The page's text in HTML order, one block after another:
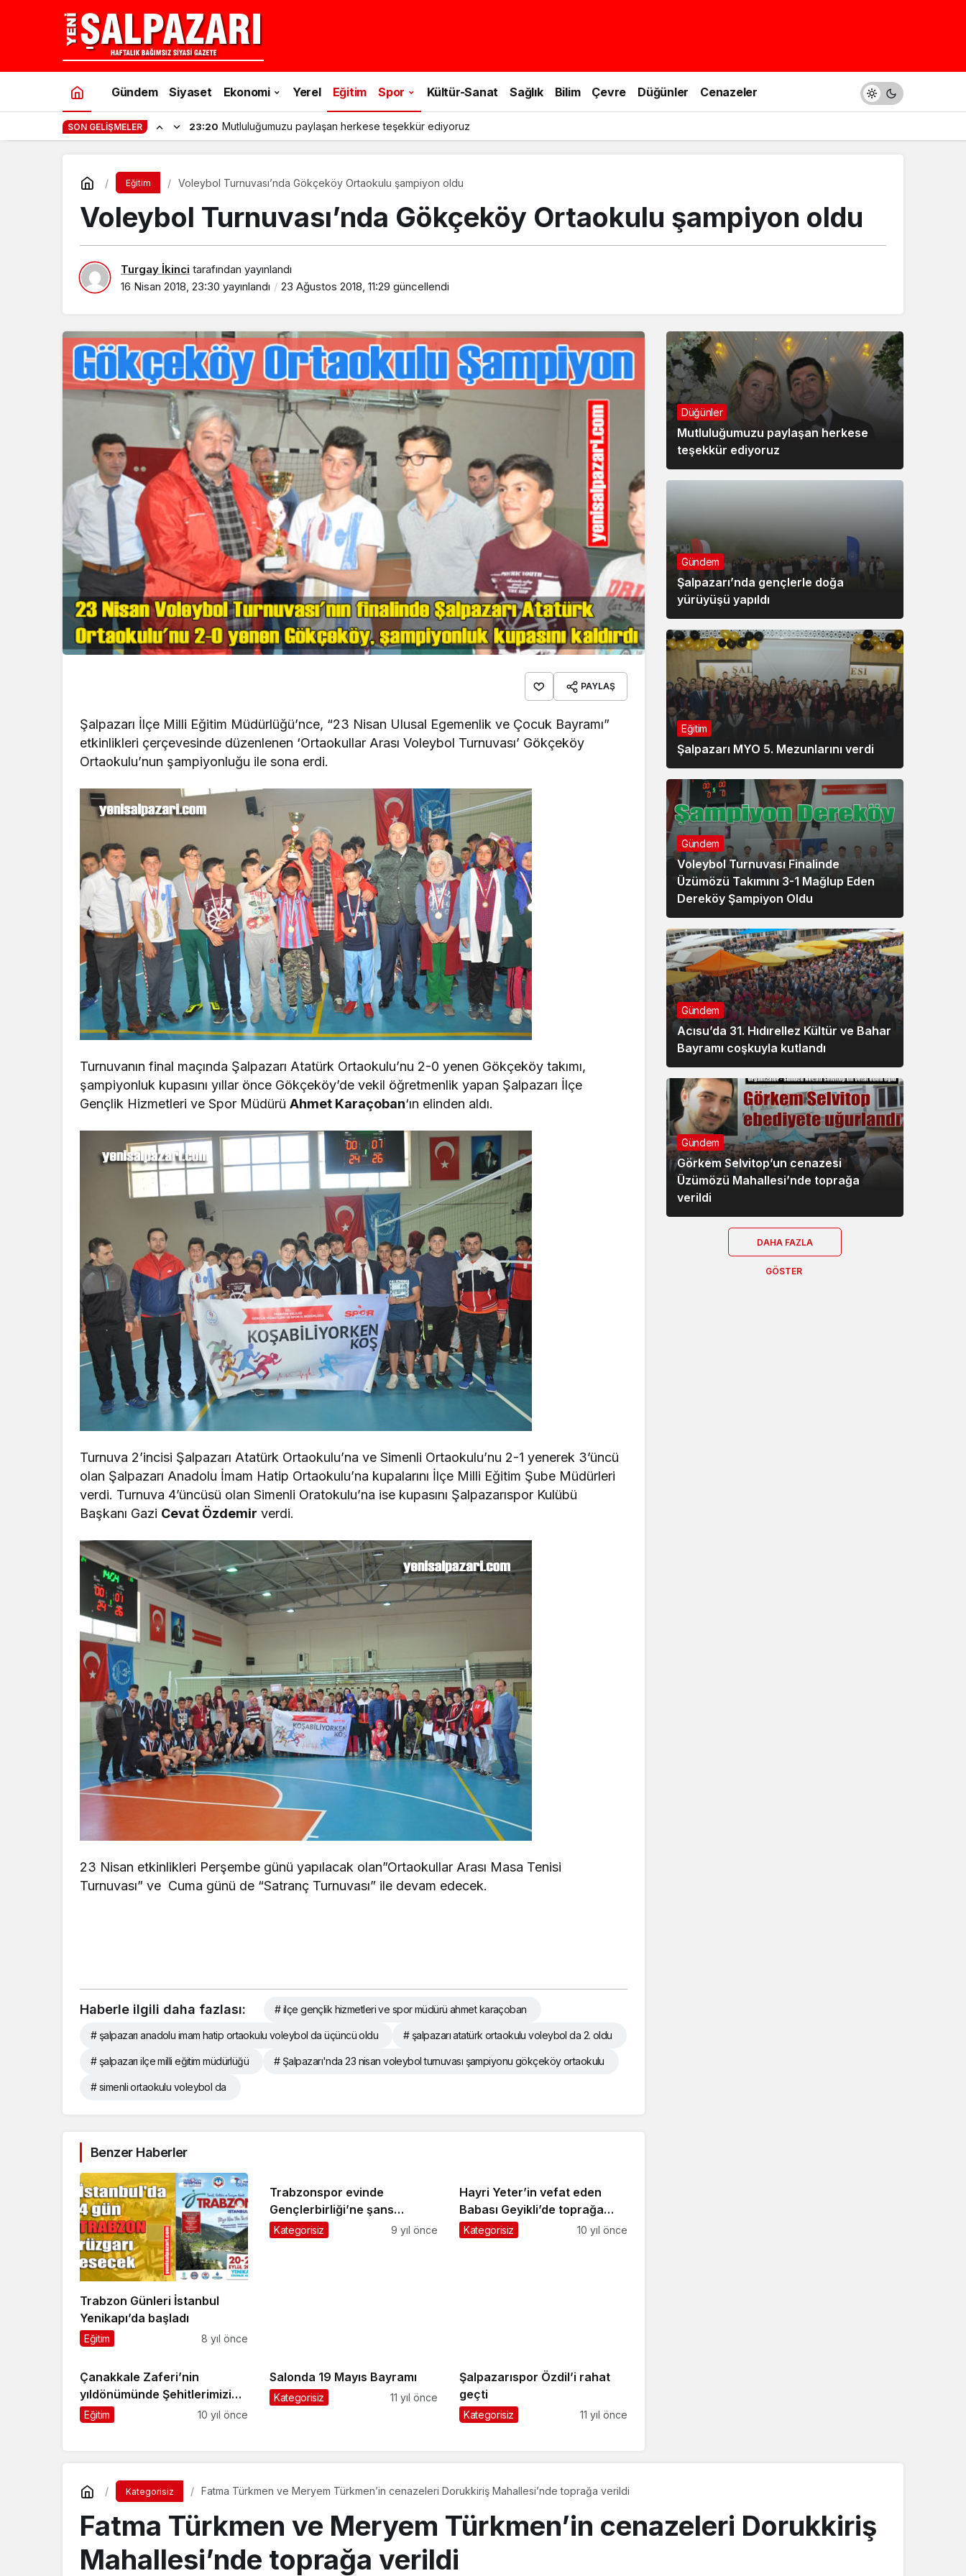
Gündem Siyaset Ekonomi Yerel Eğitim Spor Kültür-Sanat Sağlık Bilim Çevre Düğünler Cenazeler
SON GELIŞMELER 23:20 Mutluluğumuzu paylaşan herkese teşekkür ediyoruz
Eğitim Voleybol Turnuvası’nda Gökçeköy Ortaokulu şampiyon oldu
Voleybol Turnuvası’nda Gökçeköy Ortaokulu şampiyon oldu
Turgay İkinci tarafından yayınlandı
16 Nisan 2018, 23:30 yayınlandı 23 Ağustos 2018, 11:29 güncellendi
PAYLAŞ
Şalpazarı İlçe Milli Eğitim Müdürlüğü’nce, “23 Nisan Ulusal Egemenlik ve Çocuk Bayramı”
etkinlikleri çerçevesinde düzenlenen ‘Ortaokullar Arası Voleybol Turnuvası’ Gökçeköy
Ortaokulu’nun şampiyonluğu ile sona erdi.
Turnuvanın final maçında Şalpazarı Atatürk Ortaokulu’nu 2-0 yenen Gökçeköy takımı,
şampiyonluk kupasını yıllar önce Gökçeköy’de vekil öğretmenlik yapan Şalpazarı İlçe
Gençlik Hizmetleri ve Spor MüdürüAhmet Karaçoban‘ın elinden aldı.
Turnuva 2’incisi Şalpazarı Atatürk Ortaokulu’na ve Simenli Ortaokulu’nu 2-1 yenerek 3’üncü
olan Şalpazarı Anadolu İmam Hatip Ortaokulu’na kupalarını İlçe Milli Eğitim Şube Müdürleri
verdi. Turnuva 4’üncüsü olan Simenli Oratokulu’na ise kupasını Şalpazarıspor Kulübü
Başkanı Gazi Cevat Özdemir verdi.
23 Nisan etkinlikleri Perşembe günü yapılacak olan”Ortaokullar Arası Masa Tenisi
Turnuvası” ve Cuma günü de “Satranç Turnuvası” ile devam edecek.
Haberle ilgili daha fazlası: # ilçe gençlik hizmetleri ve spor müdürü ahmet karaçoban
# şalpazarı anadolu imam hatip ortaokulu voleybol da üçüncü oldu # şalpazarı atatürk ortaokulu voleybol da 2. oldu
# şalpazarı ilçe milli eğitim müdürlüğü # Şalpazarı'nda 23 nisan voleybol turnuvası şampiyonu gökçeköy ortaokulu
# simenli ortaokulu voleybol da
Benzer Haberler
Trabzon Günleri İstanbul
Yenikapı’da başladı
Eğitim 8 yıl önce
Trabzonspor evinde
Gençlerbirliği’ne şans
tanımadı: 3-1
Kategorisiz 9 yıl önce
Hayri Yeter’in vefat eden
Babası Geyikli’de toprağa
verildi
Kategorisiz 10 yıl önce
Çanakkale Zaferi’nin
yıldönümünde Şehitlerimizi
saygıyla andık
Eğitim 10 yıl önce
Salonda 19 Mayıs Bayramı
Kategorisiz 11 yıl önce
Şalpazarıspor Özdil’i rahat
geçti
Kategorisiz 11 yıl önce
Düğünler
Mutluluğumuzu paylaşan herkese
teşekkür ediyoruz
Gündem
Şalpazarı’nda gençlerle doğa
yürüyüşü yapıldı
Eğitim
Şalpazarı MYO 5. Mezunlarını verdi
Gündem
Voleybol Turnuvası Finalinde
Üzümözü Takımını 3-1 Mağlup Eden
Dereköy Şampiyon Oldu
Gündem
Acısu’da 31. Hıdırellez Kültür ve Bahar
Bayramı coşkuyla kutlandı
Gündem
Görkem Selvitop’un cenazesi
Üzümözü Mahallesi’nde toprağa
verildi
DAHA FAZLA
GÖSTER
Kategorisiz Fatma Türkmen ve Meryem Türkmen’in cenazeleri Dorukkiriş Mahallesi’nde toprağa verildi
Fatma Türkmen ve Meryem Türkmen’in cenazeleri Dorukkiriş
Mahallesi’nde toprağa verildi